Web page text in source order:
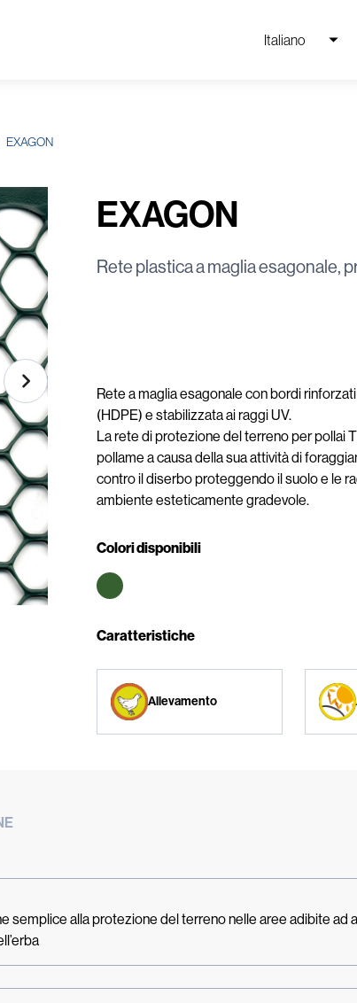
Italiano
EXAGON
EXAGON
Rete plastica a maglia esagonale,
Rete a maglia esagonale con bordi
(HDPE) e stabilizzata ai raggi UV.
La rete di protezione del terreno per pollai
pollame a causa della sua attività di
contro il diserbo proteggendo il suolo e le
ambiente esteticamente gradevole.
Colori disponibili
Caratteristiche
Allevamento
semplice alla protezione del terreno nelle aree adibite ad